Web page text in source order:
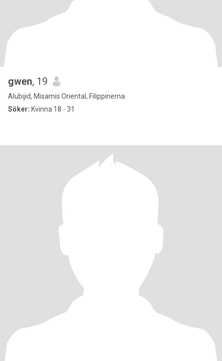
gwen, 19
Alubijid, Misamis Oriental, Filippinerna
Söker: Kvinna 18 - 31